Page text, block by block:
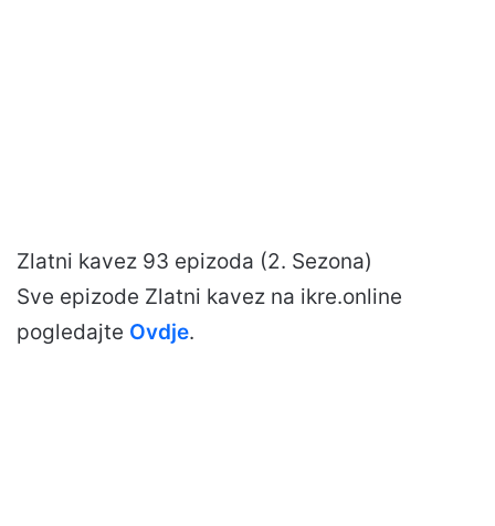
Zlatni kavez 93 epizoda (2. Sezona)
Sve epizode Zlatni kavez na ikre.online
pogledajte Ovdje.